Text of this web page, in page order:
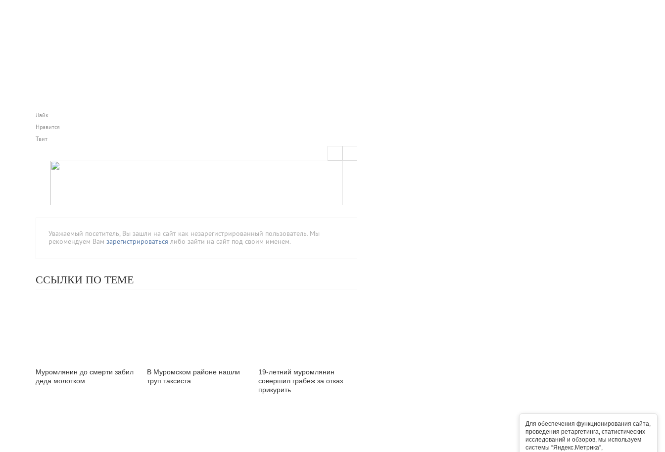
Для обеспечения функционирования сайта,
проведения ретаргетинга, статистических
исследований и обзоров, мы используем
системы “Яндекс.Метрика”,
Лайк
Нравится
Твит
Уважаемый посетитель, Вы зашли на сайт как незарегистрированный пользователь. Мы
рекомендуем Вам зарегистрироваться либо зайти на сайт под своим именем.
ССЫЛКИ ПО ТЕМЕ
Муромлянин до смерти забил
деда молотком
В Муромском районе нашли
труп таксиста
19-летний муромлянин
совершил грабеж за отказ
прикурить